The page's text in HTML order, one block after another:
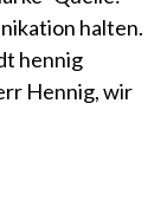
halten.
hennig
Hennig, wir